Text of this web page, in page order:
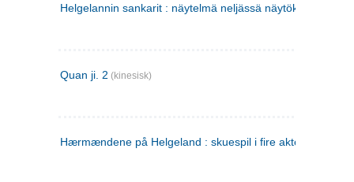
Helgelannin sankarit : näytelmä neljässä näytöksessä
Quan ji. 2 (kinesisk)
Hærmændene på Helgeland : skuespil i fire akter